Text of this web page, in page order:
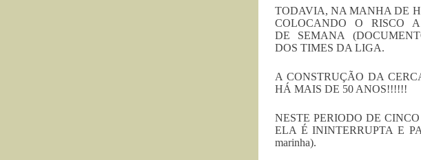
TODAVIA, NA MANHA DE
COLOCANDO O RISCO
DE SEMANA
DOS TIMES DA LIGA.
A CONSTRUÇÃO DA
HÁ MAIS DE 50 ANOS!!!!!!
NESTE PERIODO DE
ELA É ININTERRUPTA E
marinha).